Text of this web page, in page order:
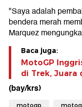
"Saya adalah
bendera merah
Marquez
Baca juga:
MotoGP
di Trek, Juara
(bay/krs)
motogp